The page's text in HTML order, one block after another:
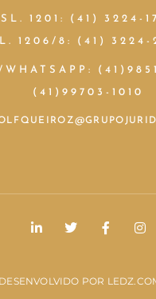
SL. 1201: (41) 3224-
1206/8: (41) 3224-
(41)99703-1010
DESENVOLVIDO POR